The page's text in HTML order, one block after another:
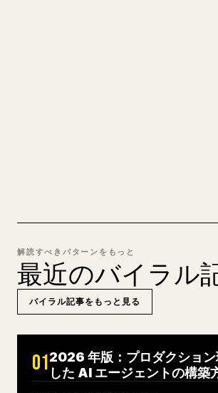
解読すべきパターンをもっと
最近のバイラル
バイラル記事をもっと見る
012026 年版：プロダクショ
した AI エージェントの構築